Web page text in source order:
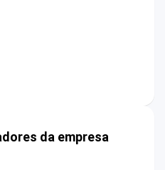
da empresa